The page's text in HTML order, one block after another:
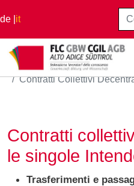
Salta al contenuto principale
de it
Home
Contratti Collettivi
Contratti
le singole
Trasferimenti e